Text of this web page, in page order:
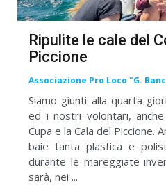
Ripulite le cale del
Piccione
Associazione Pro Loco "G.
Siamo giunti alla quarta
ed i nostri volontari,
Cupa e la Cala del Piccione.
baie tanta plastica e
durante le mareggiate
sarà, nei ...